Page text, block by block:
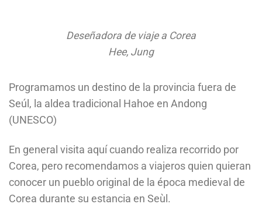
Deseñadora de viaje a Corea
Hee, Jung
Programamos un destino de la provincia fuera de
Seúl, la aldea tradicional Hahoe en Andong
(UNESCO)
En general visita aquí cuando realiza recorrido por
Corea, pero recomendamos a viajeros quien quieran
conocer un pueblo original de la época medieval de
Corea durante su estancia en Seùl.